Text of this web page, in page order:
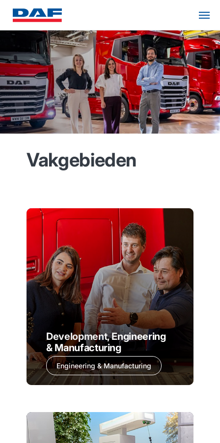
Vakgebieden
Development, Engineering
& Manufacturing
Engineering & Manufacturing